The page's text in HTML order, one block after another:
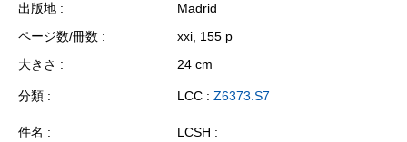
出版地
Madrid
ページ数/冊数
xxi, 155 p
大きさ
24 cm
分類 LCC : Z6373.S7
件名
LCSH :